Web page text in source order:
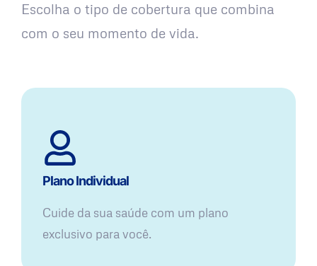
Escolha o tipo de cobertura que combina
com o seu momento de vida.
Plano Individual
Cuide da sua saúde com um plano
exclusivo para você.